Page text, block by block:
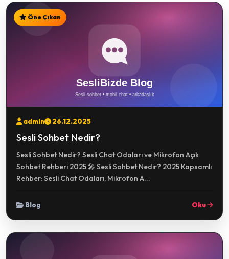
Öne Çıkan
admin 26.12.2025
Sesli Sohbet Nedir?
Sesli Sohbet Nedir? Sesli Chat Odaları ve Mikrofon Açık
Sohbet Rehberi 2025 🎤 Sesli Sohbet Nedir? 2025 Kapsamlı
Rehber: Sesli Chat Odaları, Mikrofon A...
Blog Oku